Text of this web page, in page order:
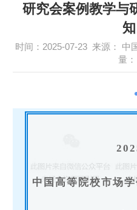
研究会案例教学与
知
时间：2025-07-23 来源：
量：
中国高等院校市场